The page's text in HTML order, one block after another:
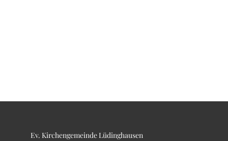
Ev. Kirchengemeinde Lüdinghausen